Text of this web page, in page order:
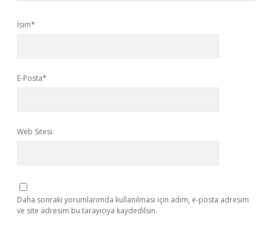
İsim*
E-Posta*
Web Sitesi
Daha sonraki yorumlarımda kullanılması için adım, e-posta adresim
ve site adresim bu tarayıcıya kaydedilsin.